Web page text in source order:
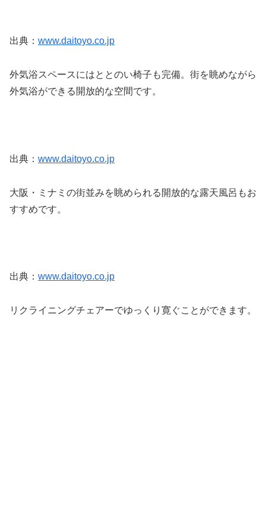
出典： www.daitoyo.co.jp
外気浴スペースにはととのい椅子も完備。街を眺めながら
外気浴ができる開放的な空間です。
出典： www.daitoyo.co.jp
大阪・ミナミの街並みを眺められる開放的な露天風呂もお
すすめです。
出典： www.daitoyo.co.jp
リクライニングチェアーでゆっくり寛ぐことができます。